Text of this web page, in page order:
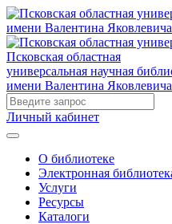
Псковская областная
универсальная научная
имени Валентина
Личный кабинет
О библиотеке
Электронная
Услуги
Ресурсы
Каталоги